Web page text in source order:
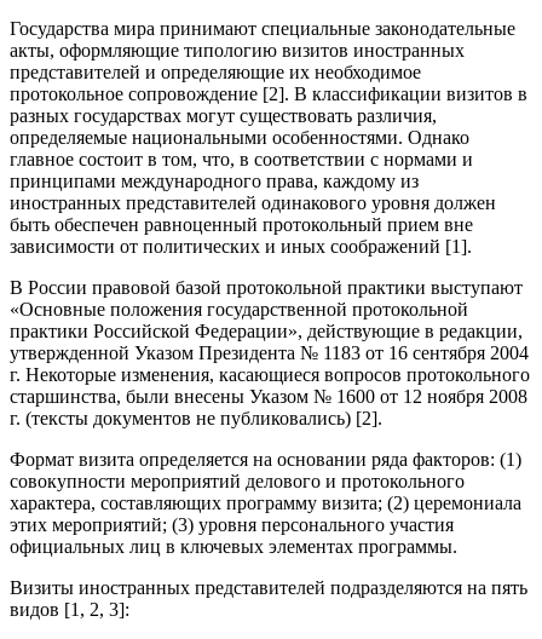
Государства мира принимают специальные законодательные
акты, оформляющие типологию визитов иностранных
представителей и определяющие их необходимое
протокольное сопровождение [2]. В классификации визитов в
разных государствах могут существовать различия,
определяемые национальными особенностями. Однако
главное состоит в том, что, в соответствии с нормами и
принципами международного права, каждому из
иностранных представителей одинакового уровня должен
быть обеспечен равноценный протокольный прием вне
зависимости от политических и иных соображений [1].
В России правовой базой протокольной практики выступают
«Основные положения государственной протокольной
практики Российской Федерации», действующие в редакции,
утвержденной Указом Президента № 1183 от 16 сентября 2004
г. Некоторые изменения, касающиеся вопросов протокольного
старшинства, были внесены Указом № 1600 от 12 ноября 2008
г. (тексты документов не публиковались) [2].
Формат визита определяется на основании ряда факторов: (1)
совокупности мероприятий делового и протокольного
характера, составляющих программу визита; (2) церемониала
этих мероприятий; (3) уровня персонального участия
официальных лиц в ключевых элементах программы.
Визиты иностранных представителей подразделяются на пять
видов [1, 2, 3]: